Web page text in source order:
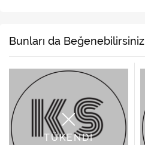
Bunları da Beğenebilirsiniz
TÜKENDİ